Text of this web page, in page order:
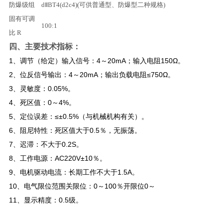
防爆级组
dⅡBT4(d2c4)(可供普通型、防爆型二种规格)
固有可调
比 R
100:1
四、主要技术指标：
1、调节（给定）输入信号：4～20mA；输入电阻150Ω。
2、位反信号输出：4～20mA；输出负载电阻≤750Ω。
3、灵敏度：0.05%。
4、死区值：0～4%。
5、定位误差：≤±0.5%（与机械机构有关）。
6、阻尼特性：死区值大于0.5％，无振荡。
7、迟滞：不大于0.2S。
8、工作电源：AC220V±10％。
9、电机驱动电流：长期工作不大于1.5A。
10、电气限位范围关限位：0～100％开限位0～
11、显示精度：0.5级。